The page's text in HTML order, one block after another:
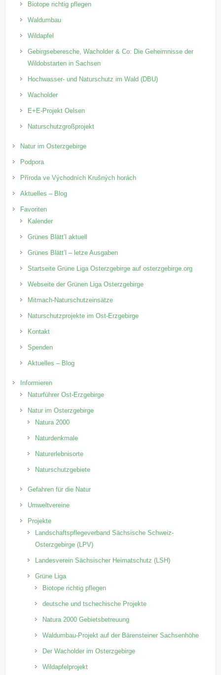
Biotope richtig pflegen
Waldumbau
Wildapfel
Gebirgseberesche, Wacholder & Co: Die Geheimnisse der
Wildobstarten in Sachsen
Hochwasser- und Naturschutz im Wald (DBU)
Wacholder
E+E-Projekt Oelsen
Naturschutzgroßprojekt
Natur im Osterzgebirge
Podpora
Příroda ve Východních Krušných horách
Aktuelles – Blog
Favoriten
Kalender
Grünes Blätt’l aktuell
Grünes Blätt’l – letze Ausgaben
Startseite Grüne Liga Osterzgebirge auf osterzgebirge.org
Webseite der Grünen Liga Osterzgebirge
Mitmach-Naturschutzeinsätze
Naturschutzprojekte im Ost-Erzgebirge
Kontakt
Spenden
Aktuelles – Blog
Informieren
Naturführer Ost-Erzgebirge
Natur im Osterzgebirge
Natura 2000
Naturdenkmale
Naturerlebnisorte
Naturschutzgebiete
Gefahren für die Natur
Umweltvereine
Projekte
Landschaftspflegeverband Sächsische Schweiz-
Osterzgebirge (LPV)
Landesverein Sächsischer Heimatschutz (LSH)
Grüne Liga
Biotope richtig pflegen
deutsche und tschechische Projekte
Natura 2000 Gebietsbetreuung
Waldumbau-Projekt auf der Bärensteiner Sachsenhöhe
Der Wacholder im Osterzgebirge
Wildapfelprojekt